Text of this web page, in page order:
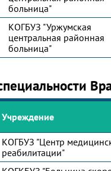
больница"
КОГБУЗ "Уржумская
центральная районная
больница"
Учреждение
КОГБУЗ "Центр
реабилитации"